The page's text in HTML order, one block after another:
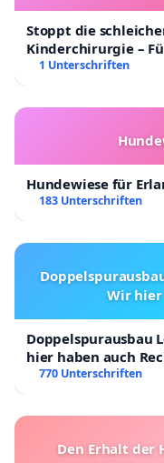
Stoppt die
Kinderchirurgie –
Kinder in
1 Unterschriften
Hundewiese für
183 Unterschriften
Wir hier
Doppelspurausbau
hier haben auch
770 Unterschriften
Den Erhalt der